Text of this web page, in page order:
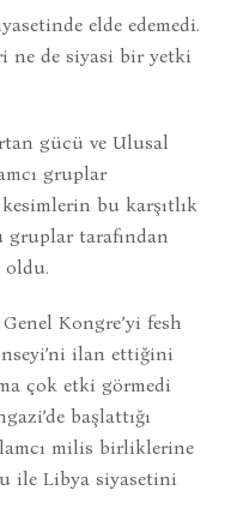
elde edemedi.
ne de siyasi bir yetki
gücü ve Ulusal
gruplar
bu karşıtlık
tarafından
oldu.
Kongre’yi fesh
ilan ettiğini
çok etki görmedi
başlattığı
milis birliklerine
ile Libya siyasetini